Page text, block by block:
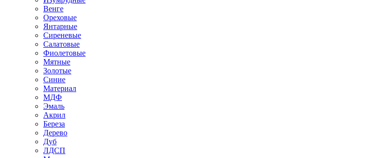
Венге
Ореховые
Янтарные
Сиреневые
Салатовые
Фиолетовые
Мятные
Золотые
Синие
Материал
МДФ
Эмаль
Акрил
Береза
Дерево
Дуб
ЛДСП